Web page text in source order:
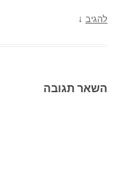
להגיב ↓
השאר תגובה